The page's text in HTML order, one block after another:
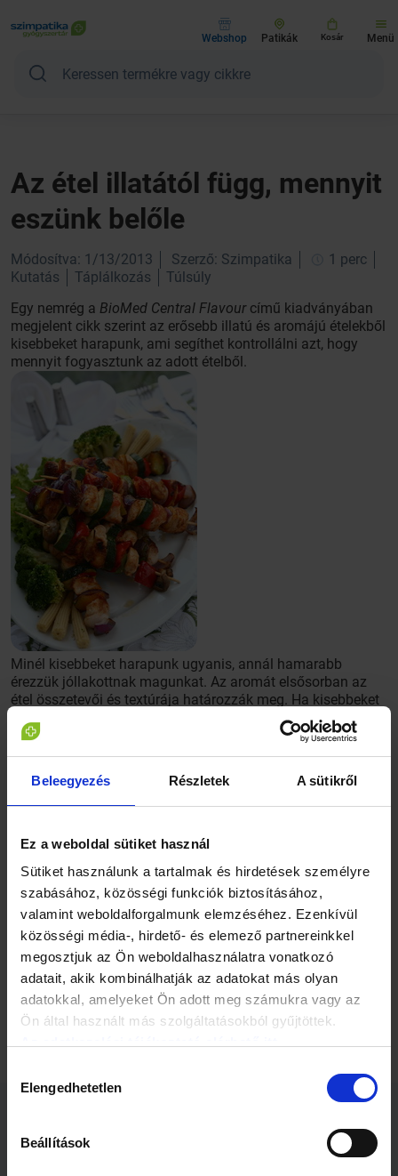
Beleegyezés Részletek A sütikről
Ez a weboldal sütiket használ
Sütiket használunk a tartalmak és hirdetések személyre
szabásához, közösségi funkciók biztosításához,
valamint weboldalforgalmunk elemzéséhez. Ezenkívül
közösségi média-, hirdető- és elemező partnereinkkel
megosztjuk az Ön weboldalhasználatra vonatkozó
adatait, akik kombinálhatják az adatokat más olyan
adatokkal, amelyeket Ön adott meg számukra vagy az
Ön által használt más szolgáltatásokból gyűjtöttek.
kiválasztása
Elengedhetetlen
Beállítások
Webshop Patikák Kosár Menü
Az étel illatától függ, mennyit
eszünk belőle
Módosítva: 1/13/2013 Szerző: Szimpatika
1 perc
Kutatás
Táplálkozás
Túlsúly
Egy nemrég a BioMed Central Flavourcímű kiadványában
megjelent cikk szerint az erősebb illatú és aromájú ételekből
kisebbeket harapunk, ami segíthet kontrollálni azt, hogy
mennyit fogyasztunk az adott ételből.
Minél kisebbeket harapunk ugyanis, annál hamarabb
érezzük jóllakottnak magunkat. Az aromát elsősorban az
étel összetevői és textúrája határozzák meg. Ha kisebbeket
harapunk, kevesebb ízanyag jut a szánkba, ami
megmagyarázza, miért eszünk kisebb falatokat az
ismeretlen vagy kevésbé kedvelt ételekből. Hogy külön
tudják vizsgálni az ételek aromájának hatásait, a holland
kutatók olyan kísérleti módszert hoztak létre, amellyel
különböző illatanyagokat tudtak a résztvevők orrába juttatni
süteményt fogyasztottak. "Minél erősebb volt az étel illata,
A. de Wijk, a kutatás vezetője.
"Úgy tűnik, agyunk a harapás nagyságának módosításával
tudat alatt képes befolyásolni az ízanyag-bevitelt." A
vizsgálatok szerint az ételek szagának erősebbé tételével az
egyes harapásoknál 5-10 százalékkal csökken a bevitel. Ha
az étel aromásabb és kisebb adagokban érkezik, hamarabb
érezzük jóllakottnak magunkat, ezzel pedig könnyen
fogyhatunk is.
Kapcsolódó cikkek